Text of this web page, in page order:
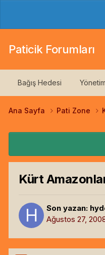
Paticik Forumları
Bağış Hedesi Yönetim
Ana Sayfa Pati Zone
Kürt
Son yazan:
Ağustos 27,